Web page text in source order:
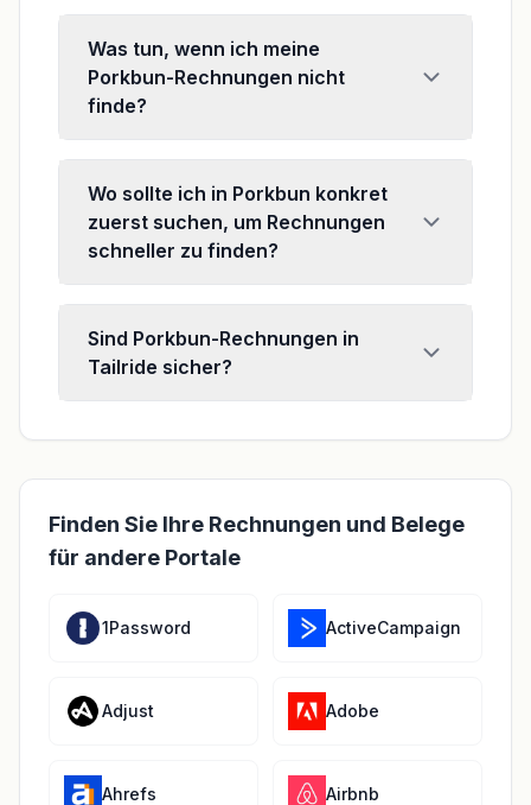
Was tun, wenn ich meine
Porkbun-Rechnungen nicht
finde?
Wo sollte ich in Porkbun konkret
zuerst suchen, um Rechnungen
schneller zu finden?
Sind Porkbun-Rechnungen in
Tailride sicher?
Finden Sie Ihre Rechnungen und Belege
für andere Portale
1Password ActiveCampaign
Adjust Adobe
Ahrefs Airbnb